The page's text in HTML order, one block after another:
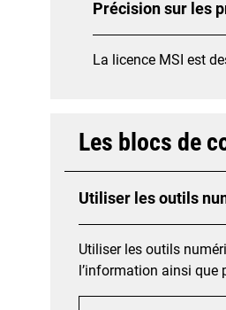
Précision sur les
La licence MSI est
Les blocs de
Utiliser les outils
Utiliser les outils
l’information ainsi que